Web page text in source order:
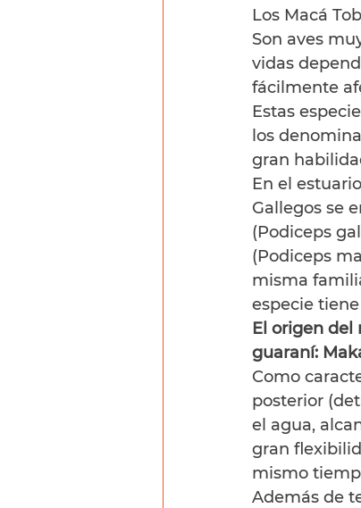
Los Macá
Son aves
vidas
fácilmente
Estas
los
gran
En el
Gallegos se
(Podiceps
(Podiceps
misma
especie
El origen del
guaraní:
Como
posterior
el agua,
gran
mismo
Además de